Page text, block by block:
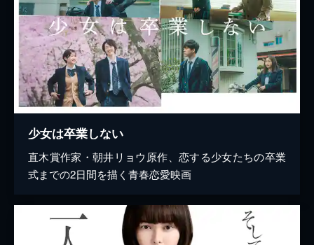
少女は卒業しない
直木賞作家・朝井リョウ原作、恋する少女たちの卒業
式までの2日間を描く青春恋愛映画